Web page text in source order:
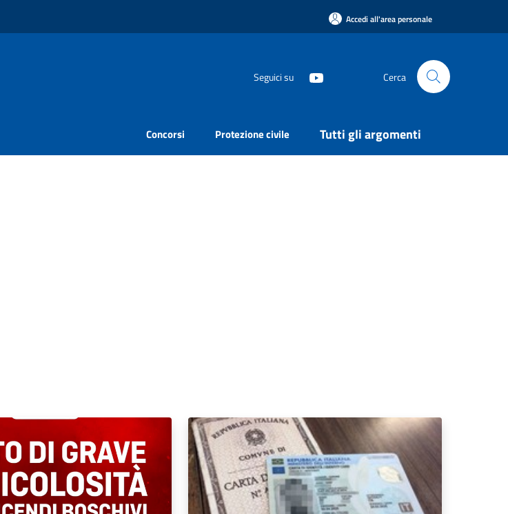
Accedi all'area personale
Seguici su Cerca
Concorsi Protezione civile Tutti gli argomenti